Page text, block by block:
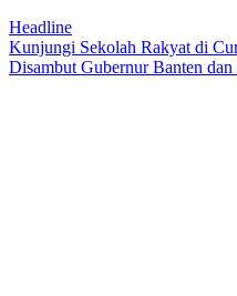
Headline
Kunjungi Sekolah Rakyat di
Disambut Gubernur Banten